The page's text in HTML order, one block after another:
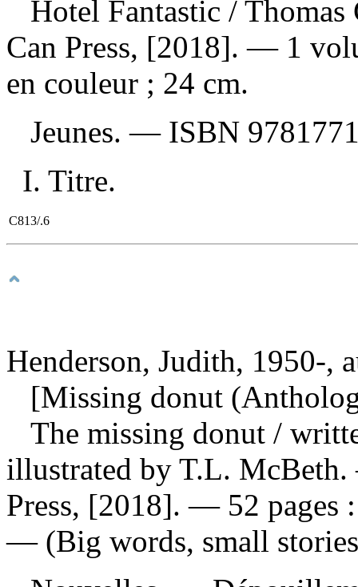
Hotel Fantastic /
Can Press, [2018]. — 1
en couleur ; 24 cm.
Jeunes. — ISBN
I. Titre.
C813/.6
Henderson, Judith, 1950-,
[Missing donut
The missing donut /
illustrated by T.L.
Press, [2018]. — 52 pages
— (Big words, small